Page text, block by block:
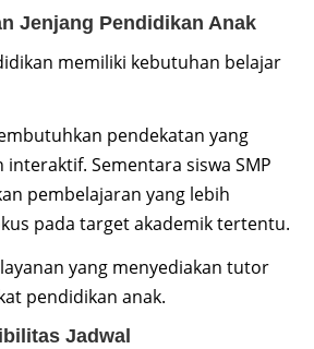
Jenjang Pendidikan Anak
memiliki kebutuhan belajar
pendekatan yang
Sementara siswa SMP
pembelajaran yang lebih
pada target akademik tertentu.
yang menyediakan tutor
pendidikan anak.
Jadwal